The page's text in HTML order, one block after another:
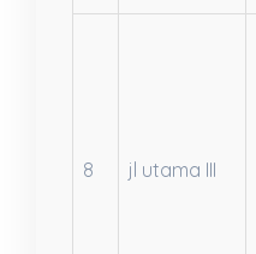
8 jl utama III